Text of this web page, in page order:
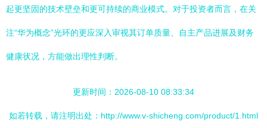
起更坚固的技术壁垒和更可持续的商业模式。对于投资者而言，在关
注“华为概念”光环的更应深入审视其订单质量、自主产品进展及财务
健康状况，方能做出理性判断。
更新时间：2026-08-10 08:33:34
如若转载，请注明出处：http://www.v-shicheng.com/product/1.html